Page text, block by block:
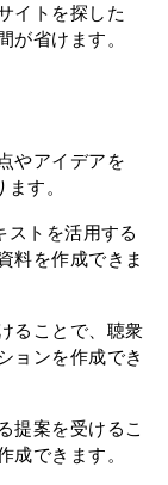
イトを探した
が省けます。
やアイデアを
す。
トを活用する
料を作成できま
ることで、聴衆
ョンを作成でき
提案を受けるこ
成できます。